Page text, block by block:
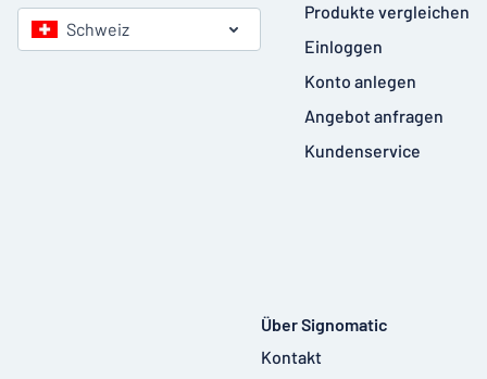
Schweiz
Produkte vergleichen
Einloggen
Konto anlegen
Angebot anfragen
Kundenservice
Über Signomatic
Kontakt